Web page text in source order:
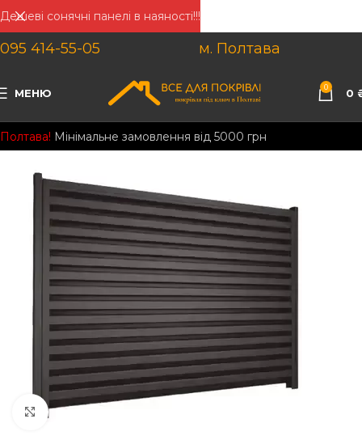
095 414-55-05 м. Полтава
МЕНЮ 0 0
Полтава! Мінімальне замовлення від 5000 грн
Клацніть, щоб збільшити
Дешеві сонячні панелі в наяності!!!